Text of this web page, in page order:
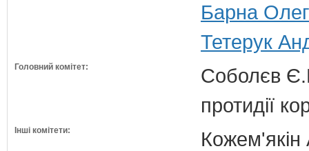
Барна
Тетерук
Головний комітет:
Соболєв
протидії
Інші комітети:
Кожем'якін